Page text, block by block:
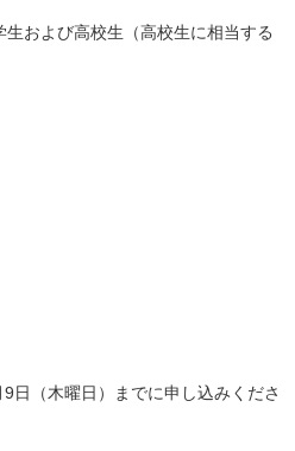
および高校生（高校生に相当する
（木曜日）までに申し込みくださ